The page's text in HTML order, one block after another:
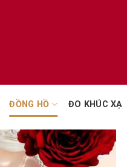
ĐỒNG HỒ ĐO KHÚC XẠ